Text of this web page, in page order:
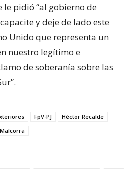
le pidió “al gobierno de
y deje de lado este
Unido que representa un
nuestro legítimo e
de soberanía sobre las
FpV-PJ
Héctor Recalde